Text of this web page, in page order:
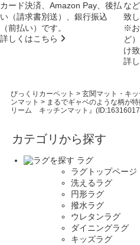
カード決済、Amazon Pay、後払
い（請求書別送）、銀行振込
（前払い）です。
詳しくはこちら
な
致し
※お
ど
け
詳
びっくりカーペット > 玄関マット・キ
ンマット > まるでギャベのような柄が
リーム キッチンマット』
カテゴリから探す
ラグ
ラグトップページ
洗えるラグ
円形ラグ
撥水ラグ
ウレタンラグ
ダイニングラグ
キッズラグ